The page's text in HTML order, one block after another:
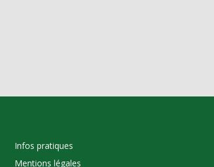
Infos pratiques
Mentions légales